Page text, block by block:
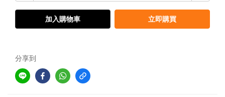
加入購物車 立即購買
分享到